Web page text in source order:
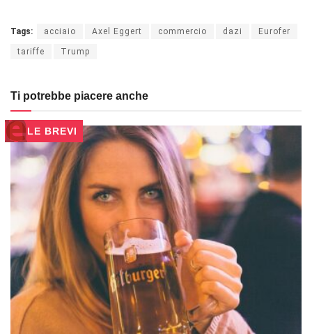
Tags: acciaio Axel Eggert commercio dazi Eurofer
tariffe Trump
Ti potrebbe piacere anche
LE BREVI